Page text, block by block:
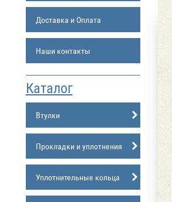
Доставка и Оплата
Наши контакты
Каталог
Втулки
Прокладки и уплотнения
Уплотнительные кольца